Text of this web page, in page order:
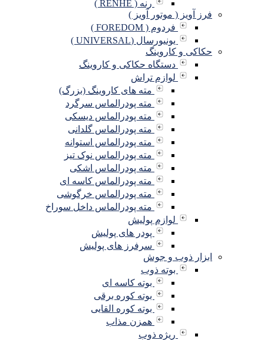
رنه ( RENHE )
فرز آویز ( موتور آویز )
فردوم ( FOREDOM )
یونیورسال (UNIVERSAL )
حکاکی و کاروینگ
دستگاه حکاکی و کاروینگ
لوازم تراش
مته های کاروینگ (بزرگ)
مته پودرالماس سرگرد
مته پودرالماس دیسکی
مته پودرالماس گلدانی
مته پودرالماس استوانه
مته پودرالماس نوک تیز
مته پودرالماس اشکی
مته پودرالماس کاسه ای
مته پودرالماس خرگوشی
مته پودرالماس داخل سوراخ
لوازم پولیش
پودر های پولیش
سرفرز های پولیش
ابزار ذوب و جوش
بوته ذوب
بوته کاسه ای
بوته کوره برقی
بوته کوره القایی
همزن مذاب
ریژه ذوب